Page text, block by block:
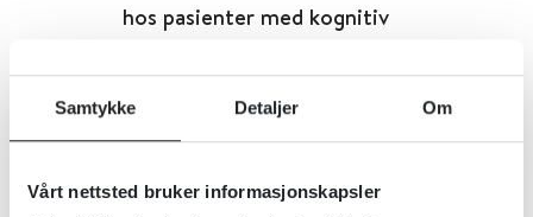
Samtykke Detaljer Om
Vårt nettsted bruker informasjonskapsler
hos pasienter med kognitiv
Cochrane Library